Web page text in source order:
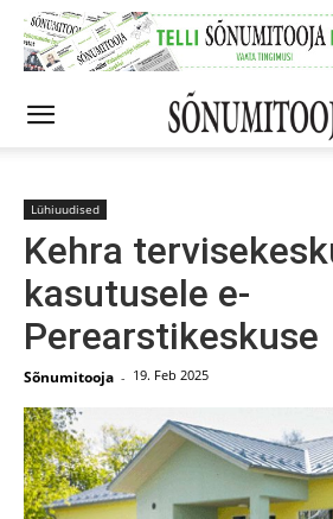
Lühiuudised
Kehra
kasutusele e-
Perearstikeskuse
Sõnumitooja - 19. Feb 2025